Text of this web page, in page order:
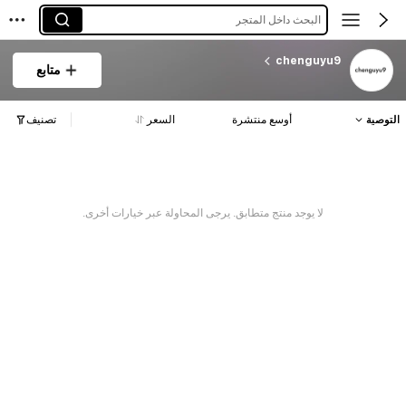
البحث داخل المتجر
chenguyu9
متابع
التوصية أوسع منتشرة السعر تصنيف
لا يوجد منتج متطابق. يرجى المحاولة عبر خيارات أخرى.